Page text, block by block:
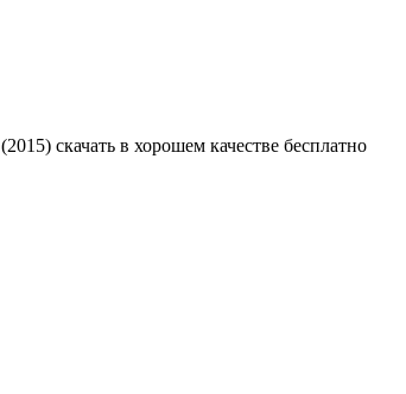
скачать в хорошем качестве бесплатно